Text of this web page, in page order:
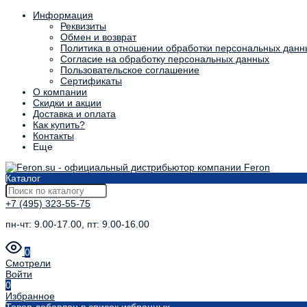
Информация
Реквизиты
Обмен и возврат
Политика в отношении обработки персональных
Согласие на обработку персональных данных
Пользовательское соглашение
Сертификаты
О компании
Скидки и акции
Доставка и оплата
Как купить?
Контакты
Еще
Каталог
+7 (495) 323-55-75
пн-чт: 9.00-17.00, пт: 9.00-16.00
0
Смотрели
Войти
0
Избранное